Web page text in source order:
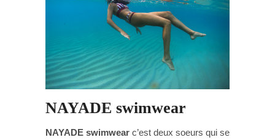
NAYADE swimwear
NAYADE swimwear c’est deux soeurs qui se